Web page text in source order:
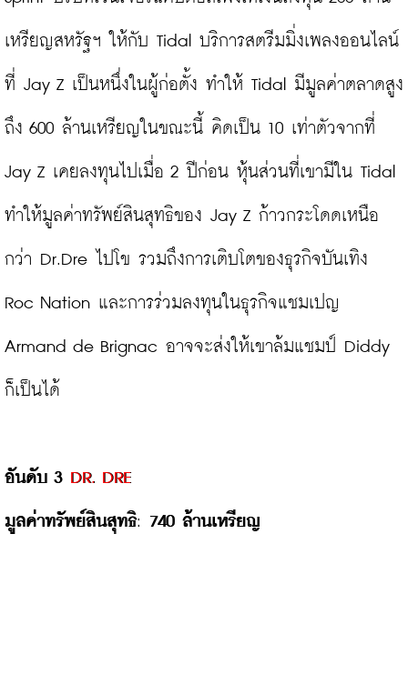
เหรียญสหรัฐฯ ให้กับ Tidal บริการสตรีมมิ่งเพลงออนไลน์
ที่ Jay Z เป็นหนึ่งในผู้ก่อตั้ง ทำให้ Tidal มีมูลค่าตลาดสูง
ถึง 600 ล้านเหรียญในขณะนี้ คิดเป็น 10 เท่าตัวจากที่
Jay Z เคยลงทุนไปเมื่อ 2 ปีก่อน หุ้นส่วนที่เขามีใน Tidal
ทำให้มูลค่าทรัพย์สินสุทธิของ Jay Z ก้าวกระโดดเหนือ
กว่า Dr.Dre ไปโข รวมถึงการเติบโตของธุรกิจบันเทิง
Roc Nation และการร่วมลงทุนในธุรกิจแชมเปญ
Armand de Brignac อาจจะส่งให้เขาล้มแชมป์ Diddy
ก็เป็นได้
อันดับ 3 DR. DRE
มูลค่าทรัพย์สินสุทธิ: 740 ล้านเหรียญ